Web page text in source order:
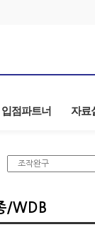
입점파트너 자료
/WDB